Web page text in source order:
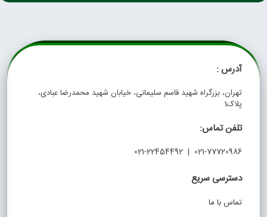
آدرس :
تهران، بزرگراه شهید قاسم سلیمانی، خیابان شهید محمدرضا عبادی،
پلاک1
تلفن تماس:
021-77720986 | 021-22454492
دسترسی سریع
تماس با ما